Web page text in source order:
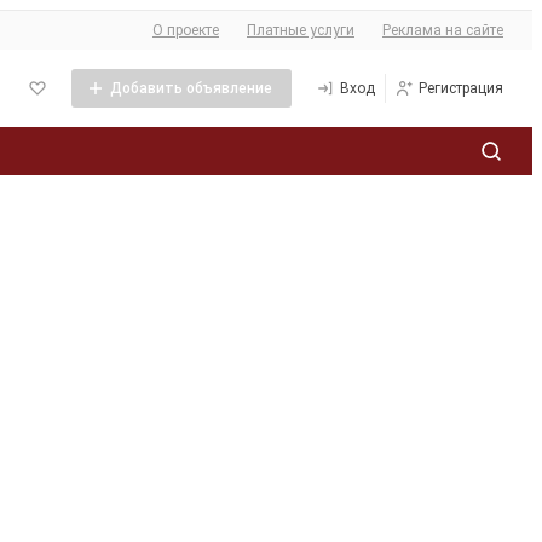
О сайте
О проекте Платные услуги Реклама на сайте
Добавить объявление Вход Регистрация